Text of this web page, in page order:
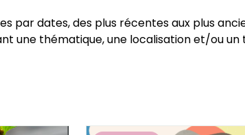
par dates, des plus récentes aux plus
une thématique, une localisation et/ou